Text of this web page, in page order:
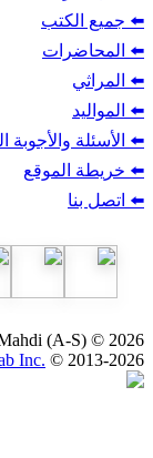
المهدوية
of Imam Al-
By:Abo-Torab Inc.